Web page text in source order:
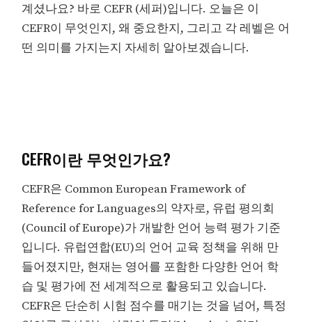
계셨나요? 바로 CEFR (세퍼)입니다. 오늘은 이
CEFR이 무엇인지, 왜 중요한지, 그리고 각 레벨은 어
떤 의미를 가지는지 자세히 알아보겠습니다.
CEFR이란 무엇인가요?
CEFR은 Common European Framework of
Reference for Languages의 약자로, 유럽 평의회
(Council of Europe)가 개발한 언어 능력 평가 기준
입니다. 유럽연합(EU)의 언어 교육 정책을 위해 만
들어졌지만, 현재는 영어를 포함한 다양한 언어 학
습 및 평가에 전 세계적으로 활용되고 있습니다.
CEFR은 단순히 시험 점수를 매기는 것을 넘어, 특정